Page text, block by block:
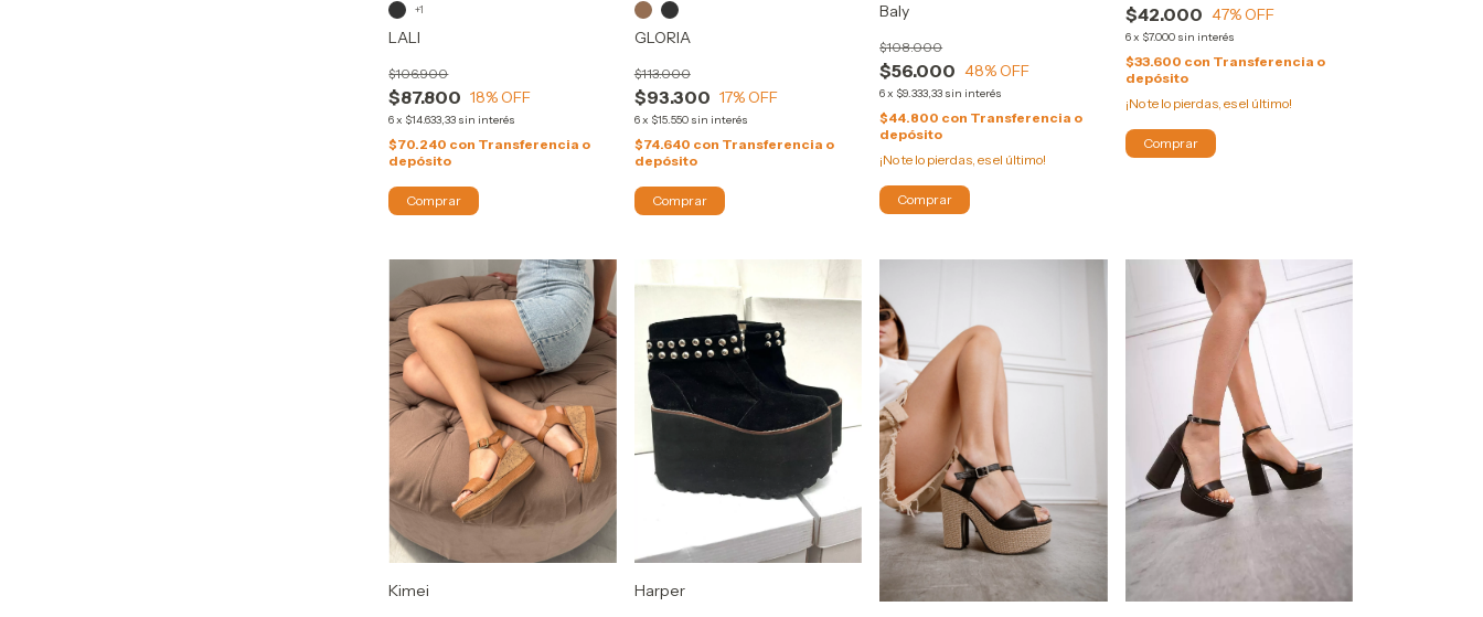
LALI
$87.800
$106.900
18% OFF
6x $14.633,33 sin interés
$70.240 con Transferencia o
depósito
+1
Comprar
GLORIA
$93.300
$113.000
17% OFF
6x $15.550 sin interés
$74.640 con Transferencia o
depósito
Comprar
Baly
$56.000
$108.000
48% OFF
6x $9.333,33 sin interés
$44.800 con Transferencia o
depósito
¡No te lo pierdas, es el último!
Comprar
$42.000 47% OFF
6x $7.000 sin interés
$33.600 con Transferencia o
depósito
¡No te lo pierdas, es el último!
Comprar
Kimei Harper